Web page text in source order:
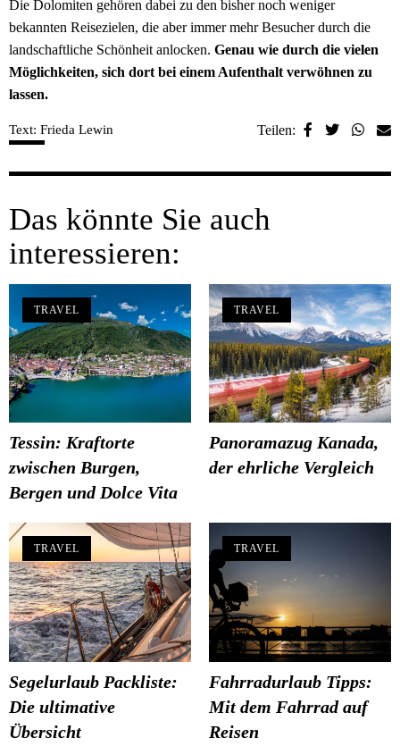
Die Dolomiten gehören dabei zu den bisher noch weniger
bekannten Reisezielen, die aber immer mehr Besucher durch die
landschaftliche Schönheit anlocken. Genau wie durch die vielen
Möglichkeiten, sich dort bei einem Aufenthalt verwöhnen zu
lassen.
Text: Frieda Lewin Teilen:
Das könnte Sie auch
interessieren:
TRAVEL
Tessin: Kraftorte
zwischen Burgen,
Bergen und Dolce Vita
TRAVEL
Panoramazug Kanada,
der ehrliche Vergleich
TRAVEL
Segelurlaub Packliste:
Die ultimative
Übersicht
TRAVEL
Fahrradurlaub Tipps:
Mit dem Fahrrad auf
Reisen